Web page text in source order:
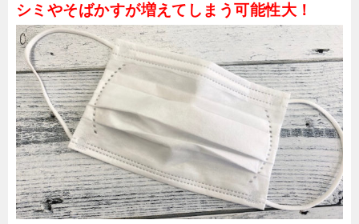
シミやそばかすが増えてしまう可能性大！